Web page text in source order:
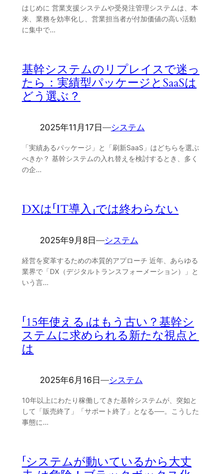
はじめに 営業支援システムや受発注管理システムは、本
来、業務を効率化し、営業担当者が付加価値の高い活動
に集中で…
基幹システムのリプレイスで迷っ
たら：実績型パッケージとSaaSは
どう選ぶ？
2025年11月17日 ―システム
「実績あるパッケージ」と「刷新SaaS」はどちらを選ぶ
べきか？ 基幹システムの入れ替えを検討するとき、多く
の企…
DXは「IT導入」では終わらない
2025年9月8日 ―システム
経営を変革するための本質的アプローチ 近年、あらゆる
業界で「DX（デジタルトランスフォーメーション）」と
いう言…
「15年使える」はもう古い？基幹シ
ステムに求められる新たな視点と
は
2025年6月16日 ―システム
10年以上にわたり稼働してきた基幹システムが、突如と
して「販売終了」「サポート終了」となる──。こうした
事態に…
「システムが動いているから大丈